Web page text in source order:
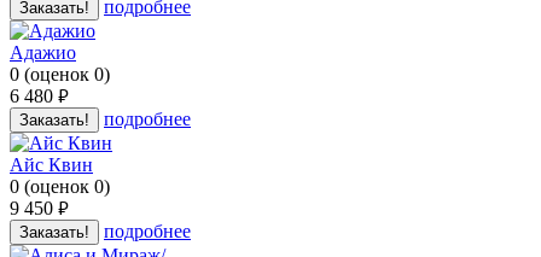
Заказать! подробнее
Адажио
0 (оценок 0)
6 480 руб.
Заказать! подробнее
Айс Квин
0 (оценок 0)
9 450 руб.
Заказать! подробнее